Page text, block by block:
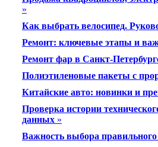
»
Как выбрать велосипед.
Ремонт: ключевые этапы и
Ремонт фар в Санкт-
Полиэтиленовые пакеты с
Китайские авто: новинки и
Проверка истории
данных »
Важность выбора